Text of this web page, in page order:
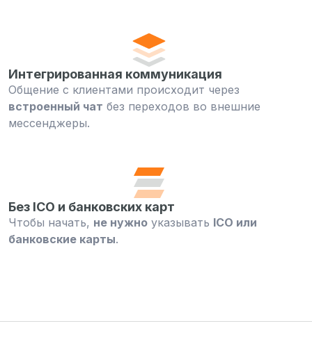
Интегрированная коммуникация
Общение с клиентами происходит через
встроенный чат без переходов во внешние
мессенджеры.
Без ICO и банковских карт
Чтобы начать, не нужно указывать ICO или
банковские карты.